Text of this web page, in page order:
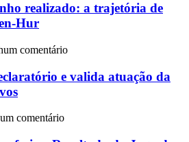
realizado: a trajetória de
Hur
comentário
e valida atuação da
comentário